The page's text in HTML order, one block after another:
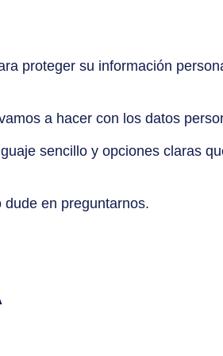
proteger su información
a hacer con los datos
sencillo y opciones claras
en preguntarnos.